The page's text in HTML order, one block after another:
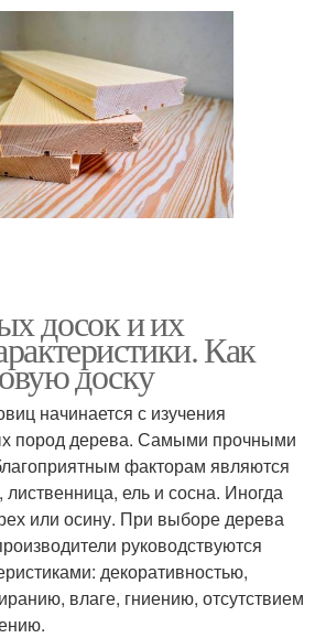
досок и их
Как
доску
начинается с изучения
пород дерева. Самыми прочными
факторам являются
лиственница, ель и сосна. Иногда
или осину. При выборе дерева
руководствуются
декоративностью,
влаге, гниению, отсутствием